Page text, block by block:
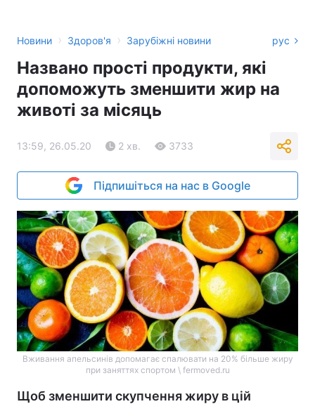
Новини › Здоров'я › Зарубіжні новини рус
Названо прості продукти, які
допоможуть зменшити жир на
животі за місяць
13:59, 26.05.20 2 хв. 3733
Підпишіться на нас в Google
Вживання апельсинів допомагає спалювати на 20% більше жиру
при заняттях спортом \ fermoved.ru
Щоб зменшити скупчення жиру в цій